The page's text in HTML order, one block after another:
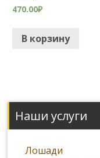
470.00₽
В корзину
Наши услуги
Лошади